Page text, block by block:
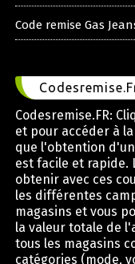
Code remise Gas
Codesremise.FR:
et pour accéder à
que l'obtention
est facile et rapide.
obtenir avec ces
les différentes
magasins et vous
la valeur totale de
tous les magasins
catégories (mode,